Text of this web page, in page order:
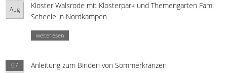
Aug
Kloster Walsrode mit Klosterpark und Themengarten Fam.
Scheele in Nordkampen
weiterlesen
07
Anleitung zum Binden von Sommerkränzen